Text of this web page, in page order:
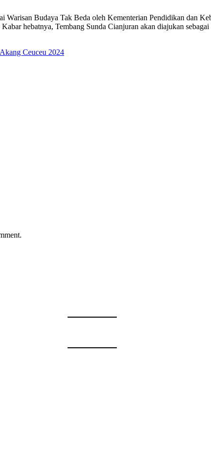
Budaya Tak Beda oleh Kementerian Pendidikan dan
hebatnya, Tembang Sunda Cianjuran akan diajukan
Ceuceu 2024